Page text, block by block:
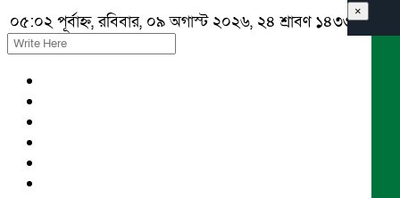
০৫:০২ পূর্বাহ্ন, রবিবার, ০৯ অগাস্ট ২০২৬, ২৪ শ্রাবণ ১৪৩৩ বঙ্গাব্দ
×